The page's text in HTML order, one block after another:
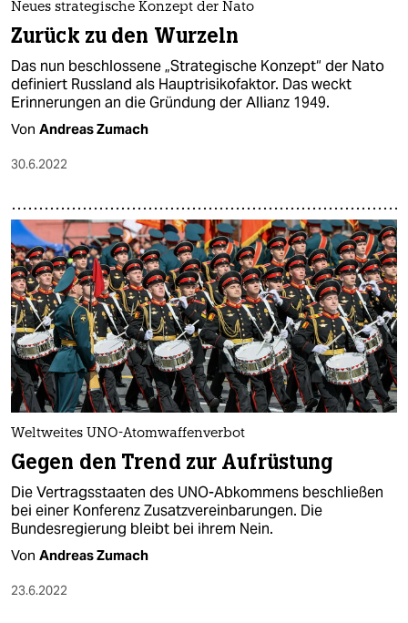
Neues strategische Konzept der Nato
Zurück zu den Wurzeln
Das nun beschlossene „Strategische Konzept“ der Nato
definiert Russland als Hauptrisikofaktor. Das weckt
Erinnerungen an die Gründung der Allianz 1949.
Von Andreas Zumach
30.6.2022
Weltweites UNO-Atomwaffenverbot
Gegen den Trend zur Aufrüstung
Die Vertragsstaaten des UNO-Abkommens beschließen
bei einer Konferenz Zusatzvereinbarungen. Die
Bundesregierung bleibt bei ihrem Nein.
Von Andreas Zumach
23.6.2022